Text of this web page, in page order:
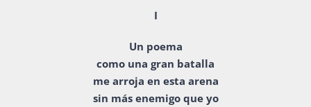
I
Un poema
como una gran batalla
me arroja en esta arena
sin más enemigo que yo